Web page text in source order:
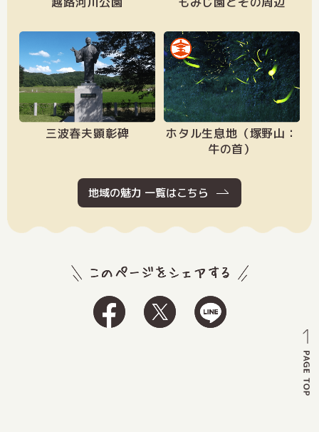
三波春夫顕彰碑
ホタル生息地（塚野山：
牛の首）
地域の魅力 一覧はこちら